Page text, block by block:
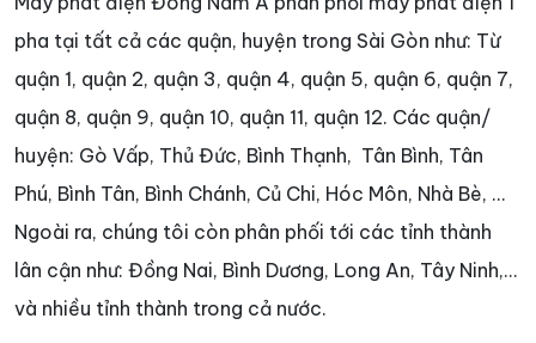
pha tại tất cả các quận, huyện trong Sài Gòn như: Từ
quận 1, quận 2, quận 3, quận 4, quận 5, quận 6, quận 7,
quận 8, quận 9, quận 10, quận 11, quận 12. Các quận/
huyện: Gò Vấp, Thủ Đức, Bình Thạnh, Tân Bình, Tân
Phú, Bình Tân, Bình Chánh, Củ Chi, Hóc Môn, Nhà Bè, …
Ngoài ra, chúng tôi còn phân phối tới các tỉnh thành
lân cận như: Đồng Nai, Bình Dương, Long An, Tây Ninh,…
và nhiều tỉnh thành trong cả nước.